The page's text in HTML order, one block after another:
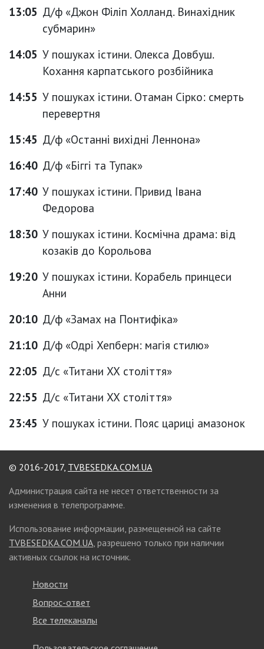
13:05 Д/ф «Джон Філіп Холланд. Винахідник
субмарин»
14:05 У пошуках істини. Олекса Довбуш.
Кохання карпатського розбійника
14:55 У пошуках істини. Отаман Сірко: смерть
перевертня
15:45 Д/ф «Останні вихідні Леннона»
16:40 Д/ф «Біггі та Тупак»
17:40 У пошуках істини. Привид Івана
Федорова
18:30 У пошуках істини. Космічна драма: від
козаків до Корольова
19:20 У пошуках істини. Корабель принцеси
Анни
20:10 Д/ф «Замах на Понтифіка»
21:10 Д/ф «Одрі Хепберн: магія стилю»
22:05 Д/с «Титани ХХ століття»
22:55 Д/с «Титани ХХ століття»
23:45 У пошуках істини. Пояс цариці амазонок
© 2016-2017, TVBESEDKA.COM.UA
Администрация сайта не несет ответственности за
изменения в телепрограмме.
Использование информации, размещенной на сайте
TVBESEDKA.COM.UA, разрешено только при наличии
активных ссылок на источник.
Новости
Вопрос-ответ
Все телеканалы